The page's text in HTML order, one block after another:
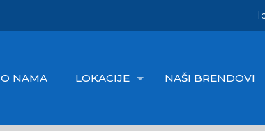
O NAMA LOKACIJE NAŠI BRENDOVI